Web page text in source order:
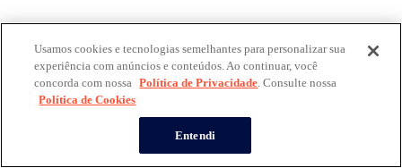
Usamos cookies e tecnologias semelhantes para personalizar sua
experiência com anúncios e conteúdos. Ao continuar, você
concorda com nossa Política de Privacidade. Consulte nossa
Política de Cookies
Entendi